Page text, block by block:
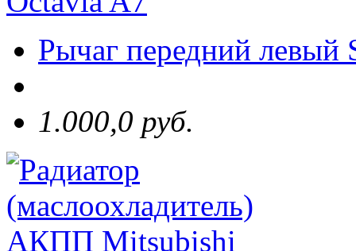
Рычаг передний левый
1.000,0 руб.